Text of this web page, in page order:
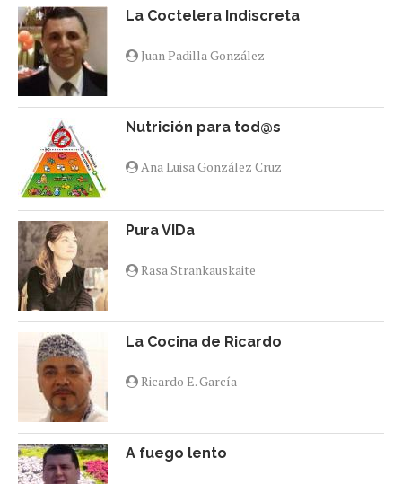
La Coctelera Indiscreta
Juan Padilla González
Nutrición para tod@s
Ana Luisa González Cruz
Pura VIDa
Rasa Strankauskaite
La Cocina de Ricardo
Ricardo E. García
A fuego lento